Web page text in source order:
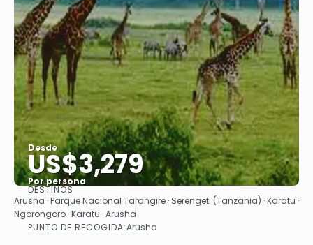
Desde
US$3,279
Por persona
Ver
DESTINOS
Arusha · Parque Nacional Tarangire · Serengeti (Tanzania) · Karatu ·
Ngorongoro · Karatu · Arusha
PUNTO DE RECOGIDA:Arusha